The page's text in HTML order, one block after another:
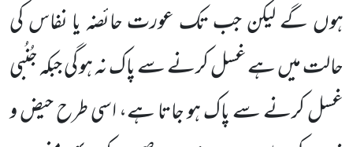
ہوںگے لیکن جب تک عورت حائضہ یا نفاس کی
حالت میں ہے غسل کرنے سے پاک نہ ہو گی جبکہ جُنُبی
غسل کرنے سے پاک ہوجاتا ہے، اسی طرح حیض و